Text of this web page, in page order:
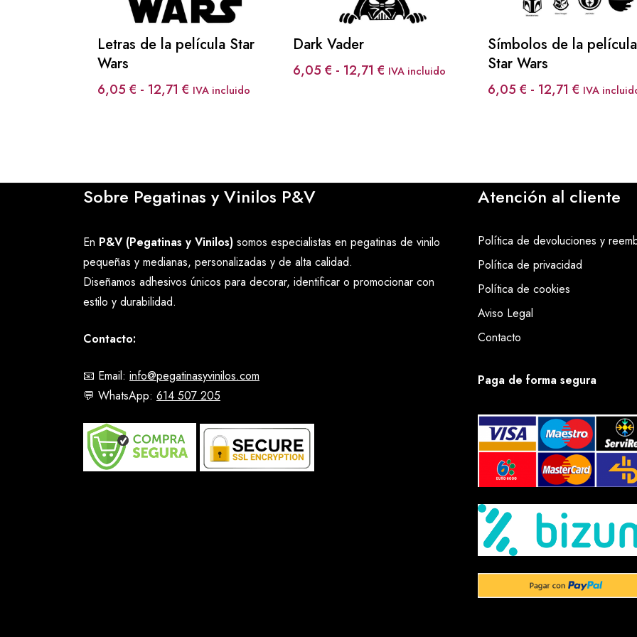
Letras de la película Star
Wars
6,05 € - 12,71 € Rango
hasta
12,71 €
IVA incluido
Dark Vader
6,05 € - 12,71 €Rango
12,71 €
IVA incluido
Símbolos de la película
Star Wars
6,05 € - 12,71 € Rango
hasta
12,71 €
IVA
Sobre Pegatinas y Vinilos P&V
En P&V (Pegatinas y Vinilos) somos especialistas en pegatinas de vinilo
pequeñas y medianas, personalizadas y de alta calidad.
Diseñamos adhesivos únicos para decorar, identificar o promocionar con
estilo y durabilidad.
Contacto:
📧 Email: info@pegatinasyvinilos.com
💬 WhatsApp: 614 507 205
Atención al cliente
Política de devoluciones y
Política de privacidad
Política de cookies
Aviso Legal
Contacto
Paga de forma segura